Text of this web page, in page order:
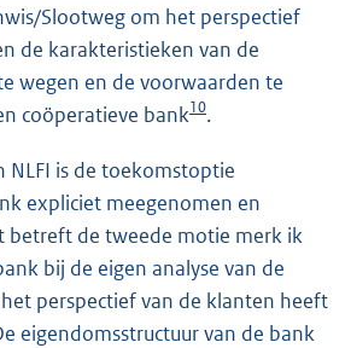
Slootweg om het perspectief
de karakteristieken van de
wegen en de voorwaarden te
coöperatieve bank10.
NLFI is de toekomstoptie
expliciet meegenomen en
betreft de tweede motie merk ik
bij de eigen analyse van de
perspectief van de klanten heeft
eigendomsstructuur van de bank